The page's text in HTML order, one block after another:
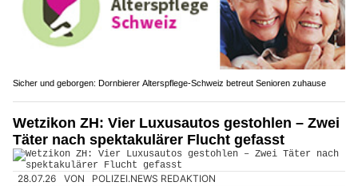
Sicher und geborgen: Dornbierer Alterspflege-Schweiz betreut Senioren zuhause
Wetzikon ZH: Vier Luxusautos gestohlen – Zwei
Täter nach spektakulärer Flucht gefasst
28.07.26 VON POLIZEI.NEWS REDAKTION